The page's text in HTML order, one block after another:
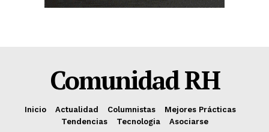
Comunidad RH
Inicio Actualidad Columnistas
Mejores Prácticas
Tendencias
Tecnologia Asociarse